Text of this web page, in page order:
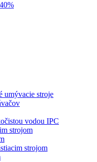
umývacie stroje
vodou IPC
strojom
strojom